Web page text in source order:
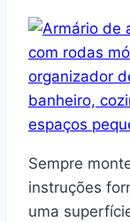
Sempre
instruções
uma